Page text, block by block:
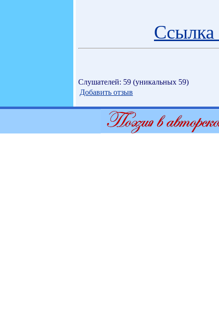
Ссылка
Слушателей: 59 (уникальных 59)
Добавить отзыв